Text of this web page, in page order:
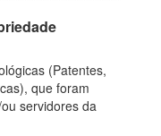
(Patentes,
que foram
servidores da